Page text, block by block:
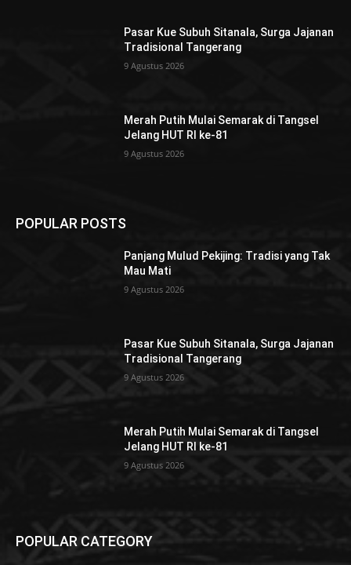
Pasar Kue Subuh Sitanala, Surga Jajanan
Tradisional Tangerang
9 Agustus 2026
Merah Putih Mulai Semarak di Tangsel
Jelang HUT RI ke-81
9 Agustus 2026
POPULAR POSTS
Panjang Mulud Pekijing: Tradisi yang Tak
Mau Mati
9 Agustus 2026
Pasar Kue Subuh Sitanala, Surga Jajanan
Tradisional Tangerang
9 Agustus 2026
Merah Putih Mulai Semarak di Tangsel
Jelang HUT RI ke-81
9 Agustus 2026
POPULAR CATEGORY